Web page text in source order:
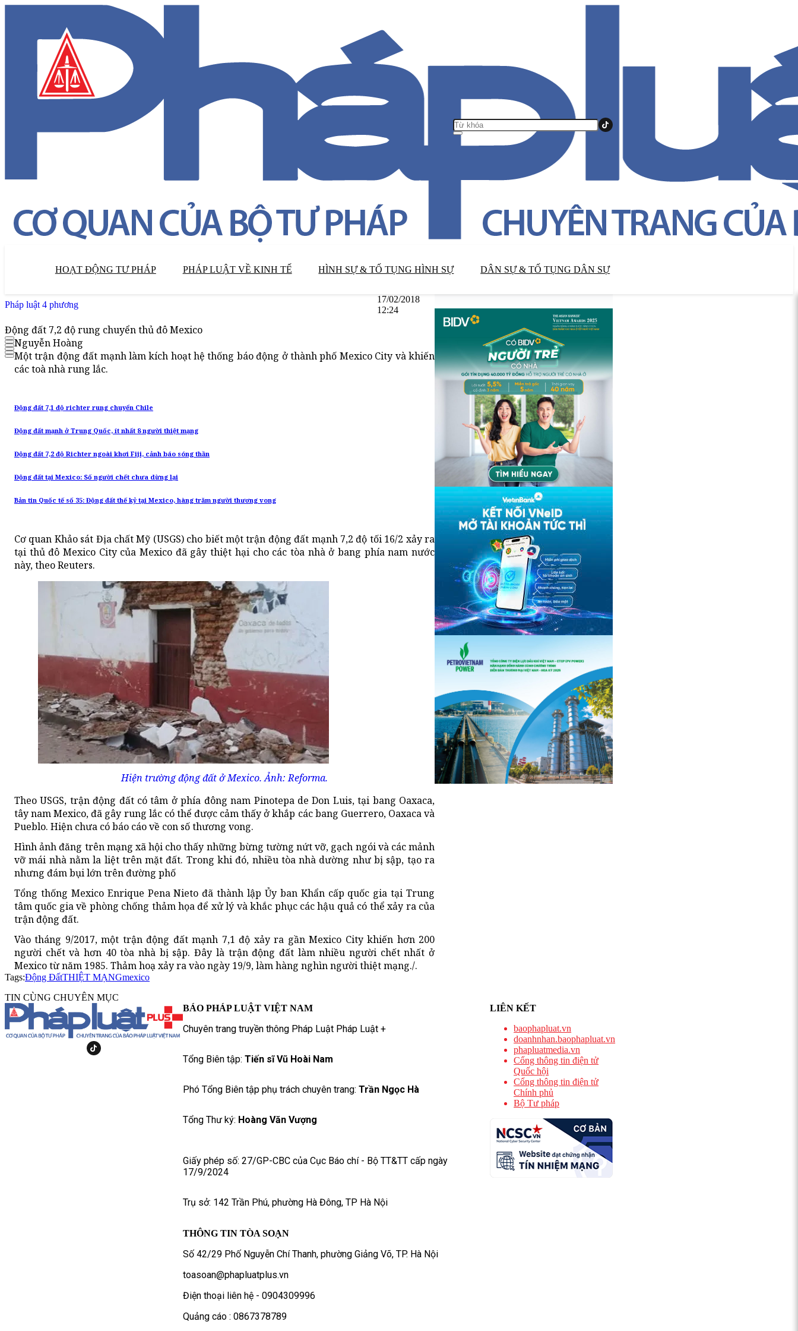
HOẠT ĐỘNG TƯ PHÁP PHÁP LUẬT VỀ KINH TẾ HÌNH SỰ & TỐ TỤNG HÌNH SỰ DÂN SỰ & TỐ TỤNG DÂN SỰ
Pháp luật 4 phương
17/02/2018
12:24
Động đất 7,2 độ rung chuyển thủ đô Mexico
Nguyễn Hoàng
Một trận động đất mạnh làm kích hoạt hệ thống báo động ở thành phố Mexico City và khiến
các toà nhà rung lắc.
Động đất 7,1 độ richter rung chuyển Chile
Động đất mạnh ở Trung Quốc, ít nhất 8 người thiệt mạng
Động đất 7,2 độ Richter ngoài khơi Fiji, cảnh báo sóng thần
Động đất tại Mexico: Số người chết chưa dừng lại
Bản tin Quốc tế số 35: Động đất thế kỷ tại Mexico, hàng trăm người thương vong
Cơ quan Khảo sát Địa chất Mỹ (USGS) cho biết một trận động đất mạnh 7,2 độ tối 16/2 xảy ra
tại thủ đô Mexico City của Mexico đã gây thiệt hại cho các tòa nhà ở bang phía nam nước
này, theo Reuters.
Hiện trường động đất ở Mexico. Ảnh: Reforma.
Theo USGS, trận động đất có tâm ở phía đông nam Pinotepa de Don Luis, tại bang Oaxaca,
tây nam Mexico, đã gây rung lắc có thể được cảm thấy ở khắp các bang Guerrero, Oaxaca và
Pueblo. Hiện chưa có báo cáo về con số thương vong.
Hình ảnh đăng trên mạng xã hội cho thấy những bừng tường nứt vỡ, gạch ngói và các mảnh
vỡ mái nhà nằm la liệt trên mặt đất. Trong khi đó, nhiều tòa nhà dường như bị sập, tạo ra
nhưng đám bụi lớn trên đường phố
Tổng thống Mexico Enrique Pena Nieto đã thành lập Ủy ban Khẩn cấp quốc gia tại Trung
tâm quốc gia về phòng chống thảm họa để xử lý và khắc phục các hậu quả có thể xảy ra của
trận động đất.
Vào tháng 9/2017, một trận động đất mạnh 7,1 độ xảy ra gần Mexico City khiến hơn 200
người chết và hơn 40 tòa nhà bị sập. Đây là trận động đất làm nhiều người chết nhất ở
Mexico từ năm 1985. Thảm hoạ xảy ra vào ngày 19/9, làm hàng nghìn người thiệt mạng./.
Tags:Động ĐấtTHIỆT MẠNGmexico
TIN CÙNG CHUYÊN MỤC
BÁO PHÁP LUẬT VIỆT NAM
Chuyên trang truyền thông Pháp Luật Pháp Luật +
Tổng Biên tập: Tiến sĩ Vũ Hoài Nam
Phó Tổng Biên tập phụ trách chuyên trang: Trần Ngọc Hà
Tổng Thư ký: Hoàng Văn Vượng
Giấy phép số: 27/GP-CBC của Cục Báo chí - Bộ TT&TT cấp ngày
17/9/2024
Trụ sở: 142 Trần Phú, phường Hà Đông, TP Hà Nội
THÔNG TIN TÒA SOẠN
Số 42/29 Phố Nguyễn Chí Thanh, phường Giảng Võ, TP. Hà Nội
toasoan@phapluatplus.vn
Điện thoại liên hệ - 0904309996
Quảng cáo : 0867378789
LIÊN KẾT
baophapluat.vn
doanhnhan.baophapluat.vn
phapluatmedia.vn
Cổng thông tin điện tử
Quốc hội
Cổng thông tin điện tử
Chính phủ
Bộ Tư pháp